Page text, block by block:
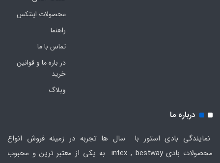
محصولات اینتکس
راهنما
تماس با ما
در باره ما و قوانین
خرید
وبلاگ
درباره ما
نمایندگی بادی استور با سال ها تجربه در زمینه فروش انواع
محصولات بادی intex , bestway به یکی از معتبر ترین و محبوب